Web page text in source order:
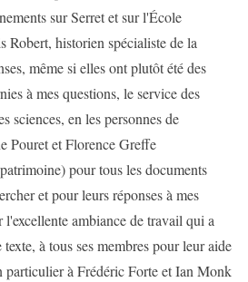
sur Serret et sur l'École
Robert, historien spécialiste de la
même si elles ont plutôt été des
à mes questions, le service des
sciences, en les personnes de
Pouret et Florence Greffe
pour tous les documents
et pour leurs réponses à mes
ambiance de travail qui a
à tous ses membres pour leur aide
particulier à Frédéric Forte et Ian Monk